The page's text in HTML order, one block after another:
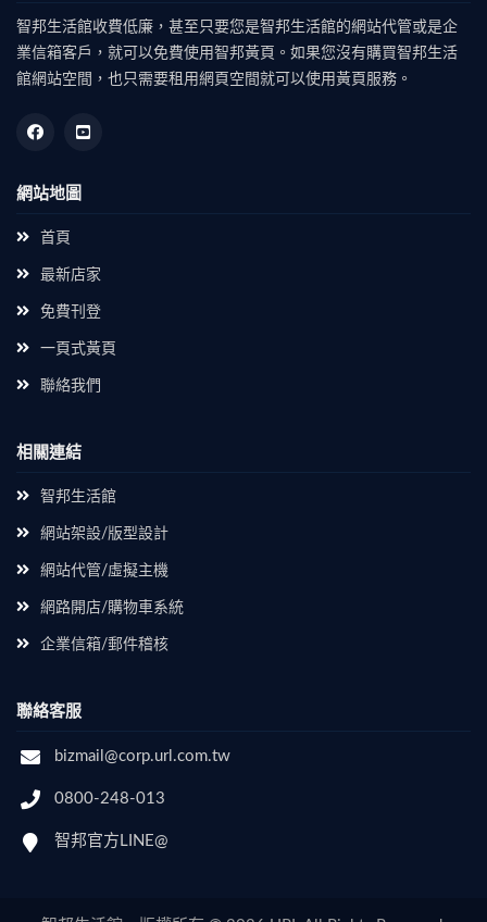
智邦生活館收費低廉，甚至只要您是智邦生活館的網站代管或是企
業信箱客戶，就可以免費使用智邦黃頁。如果您沒有購買智邦生活
館網站空間，也只需要租用網頁空間就可以使用黃頁服務。
網站地圖
首頁
最新店家
免費刊登
一頁式黃頁
聯絡我們
相關連結
智邦生活館
網站架設/版型設計
網站代管/虛擬主機
網路開店/購物車系統
企業信箱/郵件稽核
聯絡客服
bizmail@corp.url.com.tw
0800-248-013
智邦官方LINE@